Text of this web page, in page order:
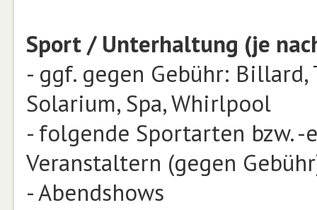
Sport / Unterhaltung (je
- ggf. gegen Gebühr: Billard,
Solarium, Spa, Whirlpool
- folgende Sportarten bzw.
Veranstaltern (gegen
- Abendshows